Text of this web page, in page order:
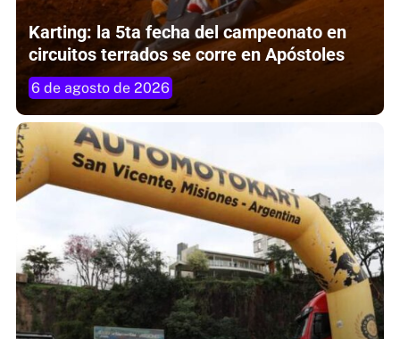
Karting: la 5ta fecha del campeonato en
circuitos terrados se corre en Apóstoles
6 de agosto de 2026